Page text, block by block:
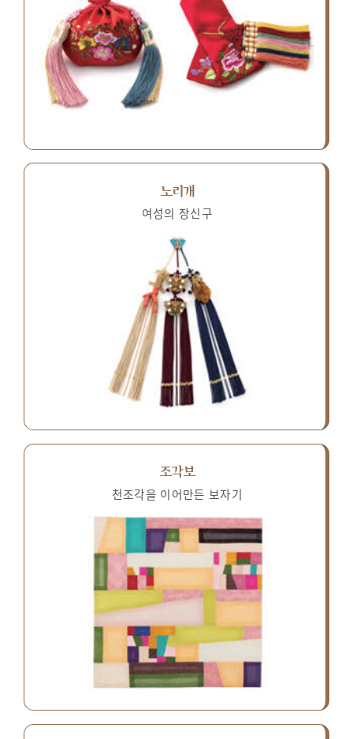
노리개
여성의 장신구
조각보
천조각을 이어만든 보자기